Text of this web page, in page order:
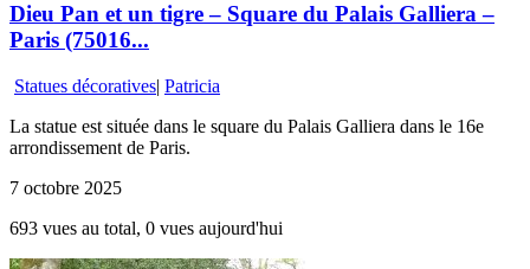
Dieu Pan et un tigre – Square du Palais Galliera –
Paris (75016...
Statues décoratives| Patricia
La statue est située dans le square du Palais Galliera dans le 16e
arrondissement de Paris.
7 octobre 2025
693 vues au total, 0 vues aujourd'hui